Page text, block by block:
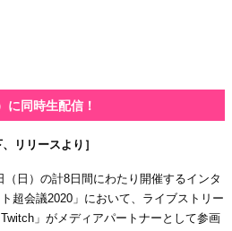
に同時生配信！
、リリースより］
（日）の計8日間にわたり開催するインタ
超会議2020」において、ライブストリー
」がメディアパートナーとして参画